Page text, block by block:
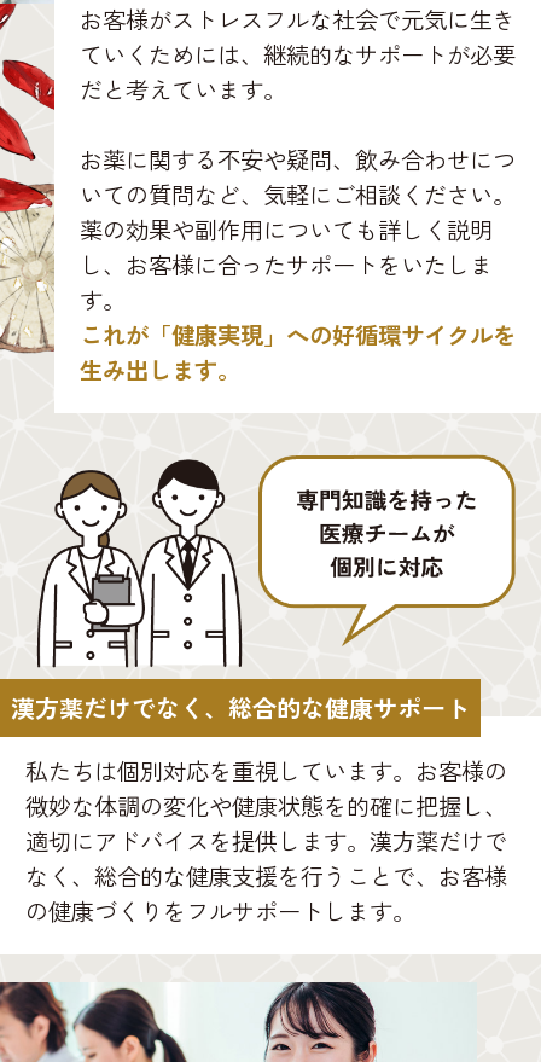
お客様がストレスフルな社会で元気に生き
ていくためには、継続的なサポートが必要
だと考えています。
お薬に関する不安や疑問、飲み合わせにつ
いての質問など、気軽にご相談ください。
薬の効果や副作用についても詳しく説明
し、お客様に合ったサポートをいたしま
す。
これが「健康実現」への好循環サイクルを
生み出します。
漢方薬だけでなく、総合的な健康サポート
私たちは個別対応を重視しています。お客様の
微妙な体調の変化や健康状態を的確に把握し、
適切にアドバイスを提供します。漢方薬だけで
なく、総合的な健康支援を行うことで、お客様
の健康づくりをフルサポートします。